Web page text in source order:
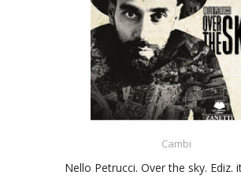
Cambi
Nello Petrucci. Over the sky. Ediz.